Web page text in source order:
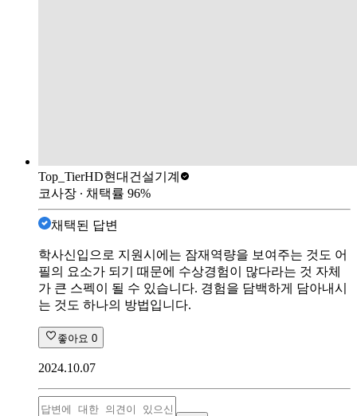
Top_TierHD현대건설기계
코사장 ∙ 채택률 96%
채택된 답변
학사신입으로 지원시에는 잠재역량을 보여주는 것도 어
필의 요소가 되기 때문에 수상경험이 많다라는 것 자체
가 큰 스펙이 될 수 있습니다. 경험을 담백하게 담아내시
는 것도 하나의 방법입니다.
좋아요 0
2024.10.07